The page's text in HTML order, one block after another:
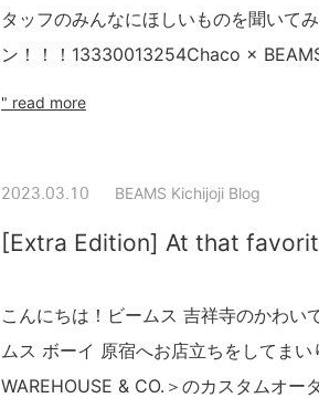
タッフのみんなにほしいものを聞いて
ン！！！13330013254Chaco ×
" read more
2023.03.10 BEAMS Kichijoji Blog
[Extra Edition] At that
こんにちは！ビームス 吉祥寺のかわい
ムス ボーイ 原宿へお店立ちをしてま
WAREHOUSE & CO.＞のカスタムオー